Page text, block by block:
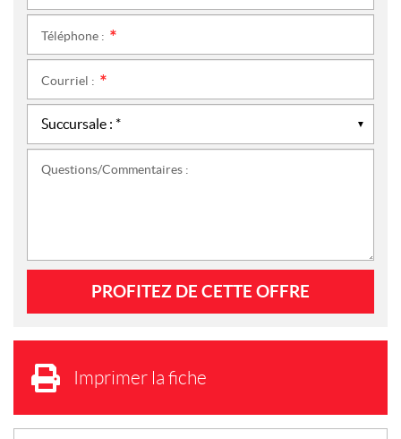
Téléphone :
Courriel :
Questions/Commentaires :
Imprimer la fiche